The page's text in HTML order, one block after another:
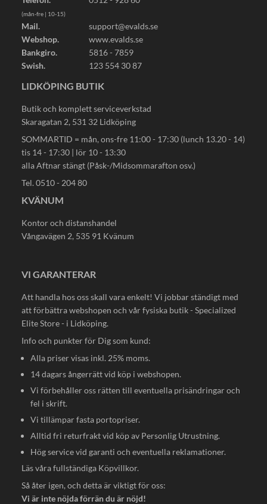
(mån-fre | 10-15)
Mail.
support@evalds.se
Webshop.
www.evalds.se
Bankgiro.
5816 - 7859
Swish.
123 554 30 87
LIDKÖPING BUTIK
Butik och komplett serviceverkstad
Skaragatan 2, 531 32 Lidköping
SOMMARTID = mån, ons-fre 11:00 - 17:30 (lunch 13.20 - 14)
tis 14 - 17:30 | lör 10 - 13:30
alla Aftnar stängt (Påsk-/Midsommarafton osv.)
Tel. 0510 - 204 80
KVÄNUM
Kontor och distanshandel
Vångavägen 2, 535 91 Kvänum
VI GARANTERAR
Att handla hos oss skall vara enkelt! Vi jobbar ständigt med
att förbättra webshopen och vår fysiska butik - Specialized
Elite Store - i Lidköping.
Info och punkter för Dig som kund:
Alla priser visas inkl. 25% moms.
14 dagars ångerrätt vid köp i webshopen.
Vi förbehåller oss rätten till eventuella prisändringar och
fel i skrift.
Vi tillämpar fasta portopriser.
Alltid fri returfrakt vid köp av Personlig Utrustning.
Hög service vid garanti och eventuella reklamationer.
Läs våra fullständiga Köpvillkor.
Så åter igen, och detta är viktigt för oss:
Vi är inte nöjda förrän du är nöjd!